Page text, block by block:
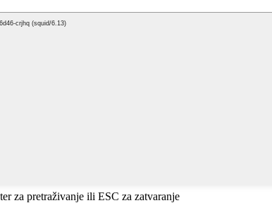
za pretraživanje ili ESC za zatvaranje